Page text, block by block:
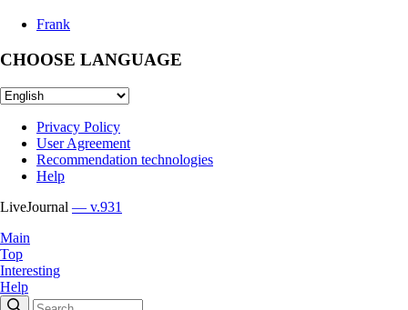
Frank
CHOOSE LANGUAGE
Privacy Policy
User Agreement
Recommendation technologies
Help
LiveJournal — v.931
Main
Top
Interesting
Help